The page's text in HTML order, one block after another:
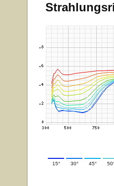
15° 30° 45°